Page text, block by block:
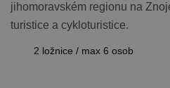
jihomoravském regionu na
turistice a cykloturistice.
2 ložnice / max 6 osob